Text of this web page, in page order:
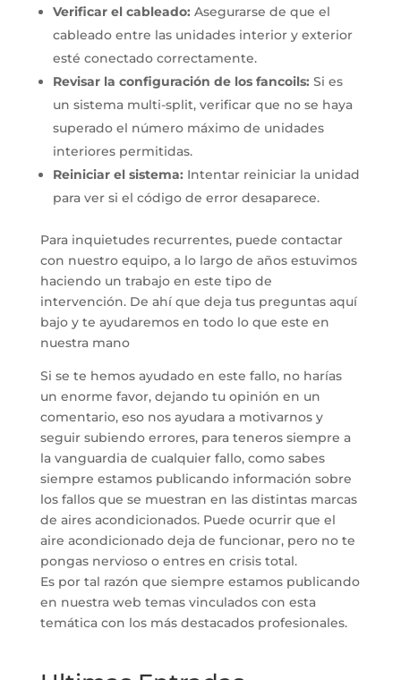
Verificar el cableado: Asegurarse de que el
cableado entre las unidades interior y exterior
esté conectado correctamente.
Revisar la configuración de los fancoils: Si es
un sistema multi-split, verificar que no se haya
superado el número máximo de unidades
interiores permitidas.
Reiniciar el sistema: Intentar reiniciar la unidad
para ver si el código de error desaparece.
Para inquietudes recurrentes, puede contactar
con nuestro equipo, a lo largo de años estuvimos
haciendo un trabajo en este tipo de
intervención. De ahí que deja tus preguntas aquí
bajo y te ayudaremos en todo lo que este en
nuestra mano
Si se te hemos ayudado en este fallo, no harías
un enorme favor, dejando tu opinión en un
comentario, eso nos ayudara a motivarnos y
seguir subiendo errores, para teneros siempre a
la vanguardia de cualquier fallo, como sabes
siempre estamos publicando información sobre
los fallos que se muestran en las distintas marcas
de aires acondicionados. Puede ocurrir que el
aire acondicionado deja de funcionar, pero no te
pongas nervioso o entres en crisis total.
Es por tal razón que siempre estamos publicando
en nuestra web temas vinculados con esta
temática con los más destacados profesionales.